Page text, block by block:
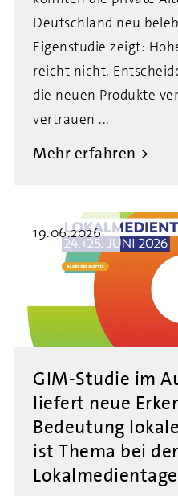
Deutschland neu
Eigenstudie zeigt:
reicht nicht.
die neuen Produkte
vertrauen ...
Mehr erfahren
19.06.2026
GIM-Studie im
liefert neue
Bedeutung
ist Thema bei